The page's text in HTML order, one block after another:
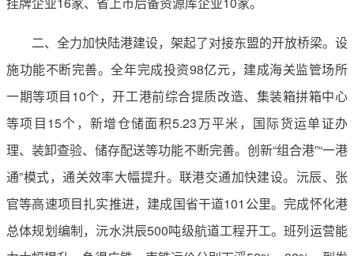
二、全力加快陆港建设，架起了对接东盟的开放桥梁。设
施功能不断完善。全年完成投资98亿元，建成海关监管场所
一期等项目10个，开工港前综合提质改造、集装箱拼箱中心
等项目15个，新增仓储面积5.23万平米，国际货运单证办
理、装卸查验、储存配送等功能不断完善。创新“组合港”“一港
通”模式，通关效率大幅提升。联港交通加快建设。沅辰、张
官等高速项目扎实推进，建成国省干道101公里。完成怀化港
总体规划编制，沅水洪辰500吨级航道工程开工。班列运营能